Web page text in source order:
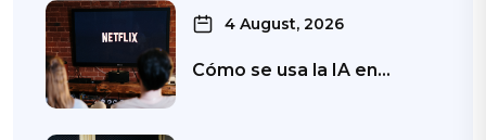
4 August, 2026
Cómo se usa la IA en…